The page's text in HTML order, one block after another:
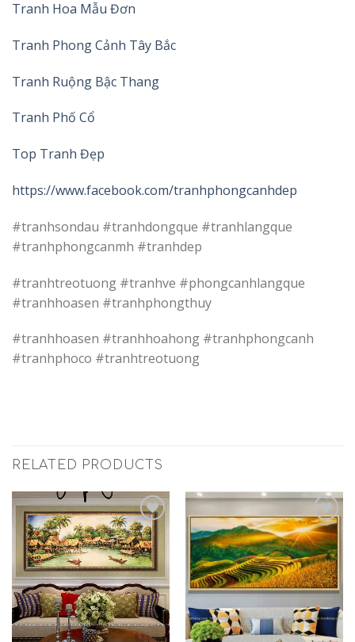
Tranh Hoa Mẫu Đơn
Tranh Phong Cảnh Tây Bắc
Tranh Ruộng Bậc Thang
Tranh Phố Cổ
Top Tranh Đẹp
https://www.facebook.com/tranhphongcanhdep
#tranhsondau #tranhdongque #tranhlangque
#tranhphongcanmh #tranhdep
#tranhtreotuong #tranhve #phongcanhlangque
#tranhhoasen #tranhphongthuy
#tranhhoasen #tranhhoahong #tranhphongcanh
#tranhphoco #tranhtreotuong
RELATED PRODUCTS
Add to
Wishlist
Add to
Wishlist